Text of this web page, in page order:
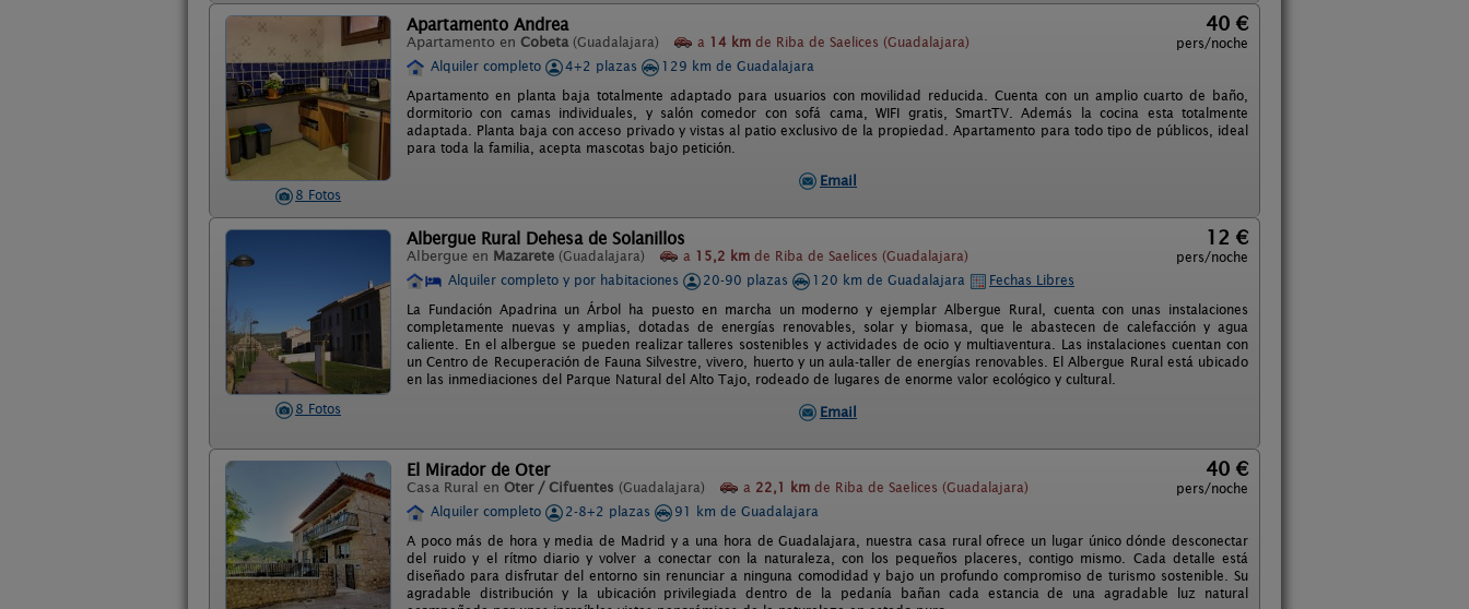
8 Fotos
Apartamento Andrea
Apartamento en Cobeta (Guadalajara) a 14 km de Riba de Saelices (Guadalajara)
40 €
pers/noche
Alquiler completo
4+2 plazas
129 km de Guadalajara
Apartamento en planta baja totalmente adaptado para usuarios con movilidad reducida. Cuenta con un amplio cuarto de baño,
dormitorio con camas individuales, y salón comedor con sofá cama, WIFI gratis, SmartTV. Además la cocina esta totalmente
adaptada. Planta baja con acceso privado y vistas al patio exclusivo de la propiedad. Apartamento para todo tipo de públicos, ideal
para toda la familia, acepta mascotas bajo petición.
Email
8 Fotos
Albergue Rural Dehesa de Solanillos
Albergue en Mazarete (Guadalajara) a 15,2 km de Riba de Saelices (Guadalajara)
12 €
pers/noche
Alquiler completo y por habitaciones
20-90 plazas 120 km de Guadalajara
Fechas Libres
La Fundación Apadrina un Árbol ha puesto en marcha un moderno y ejemplar Albergue Rural, cuenta con unas instalaciones
completamente nuevas y amplias, dotadas de energías renovables, solar y biomasa, que le abastecen de calefacción y agua
caliente. En el albergue se pueden realizar talleres sostenibles y actividades de ocio y multiaventura. Las instalaciones cuentan con
un Centro de Recuperación de Fauna Silvestre, vivero, huerto y un aula-taller de energías renovables. El Albergue Rural está ubicado
en las inmediaciones del Parque Natural del Alto Tajo, rodeado de lugares de enorme valor ecológico y cultural.
Email
El Mirador de Oter
Casa Rural en Oter / Cifuentes (Guadalajara) a 22,1 km de Riba de Saelices (Guadalajara)
40 €
pers/noche
Alquiler completo
2-8+2 plazas
91 km de Guadalajara
A poco más de hora y media de Madrid y a una hora de Guadalajara, nuestra casa rural ofrece un lugar único dónde desconectar
del ruido y el rítmo diario y volver a conectar con la naturaleza, con los pequeños placeres, contigo mismo. Cada detalle está
diseñado para disfrutar del entorno sin renunciar a ninguna comodidad y bajo un profundo compromiso de turismo sostenible. Su
agradable distribución y la ubicación privilegiada dentro de la pedanía bañan cada estancia de una agradable luz natural